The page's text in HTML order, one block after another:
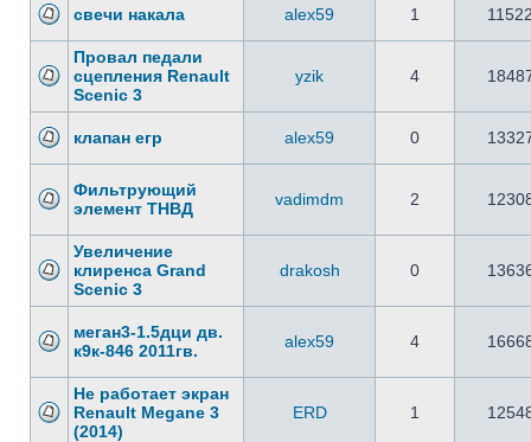
свечи накала alex59 1
Провал педали
сцепления Renault
Scenic 3
yzik 4
клапан егр alex59 0
Фильтрующий
элемент ТНВД
vadimdm 2
Увеличение
клиренса Grand
Scenic 3
drakosh 0
меган3-1.5дци дв.
к9к-846 2011гв.
alex59 4
Не работает экран
Renault Megane 3
(2014)
ERD 1